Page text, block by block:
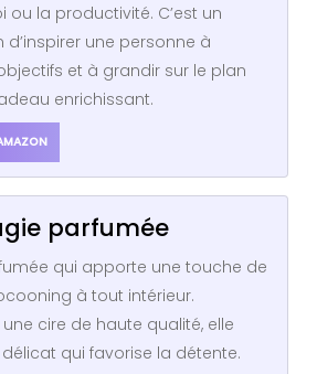
ou la productivité. C’est un
d’inspirer une personne à
et à grandir sur le plan
enrichissant.
parfumée
qui apporte une touche de
à tout intérieur.
cire de haute qualité, elle
qui favorise la détente.